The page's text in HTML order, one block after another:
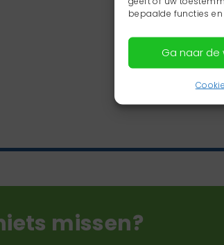
bepaalde functies en
Ga naar de
missen?